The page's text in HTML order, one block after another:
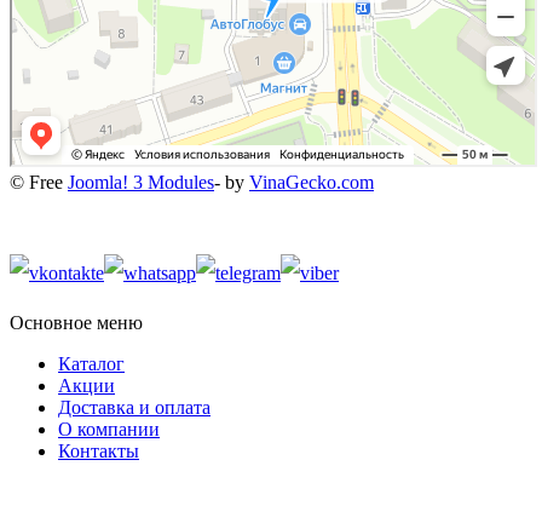
© Free Joomla! 3 Modules- by VinaGecko.com
Основное меню
Каталог
Акции
Доставка и оплата
О компании
Контакты